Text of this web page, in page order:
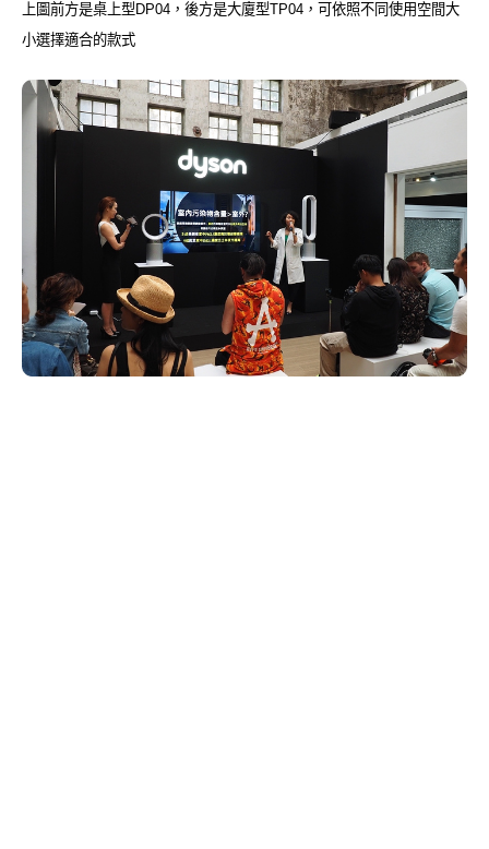
上圖前方是桌上型 DP04 ，後方是大廈型TP04 ，可依照不同使用空間大
小選擇適合的款式